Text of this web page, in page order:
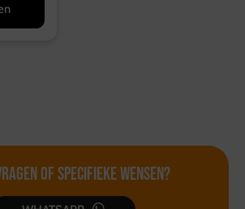
ofspecifieke wensen?